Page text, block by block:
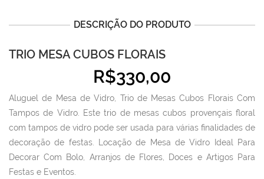
DESCRIÇÃO DO PRODUTO
TRIO MESA CUBOS FLORAIS
R$330,00
Aluguel de Mesa de Vidro, Trio de Mesas Cubos Florais Com
Tampos de Vidro. Este trio de mesas cubos provençais floral
com tampos de vidro pode ser usada para várias finalidades de
decoração de festas. Locação de Mesa de Vidro Ideal Para
Decorar Com Bolo, Arranjos de Flores, Doces e Artigos Para
Festas e Eventos.